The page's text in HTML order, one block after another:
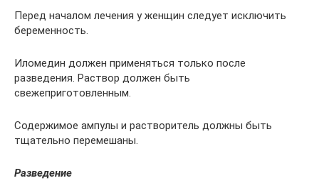
Перед началом лечения у женщин следует исключить
беременность.
Иломедин должен применяться только после
разведения. Раствор должен быть
свежеприготовленным.
Содержимое ампулы и растворитель должны быть
тщательно перемешаны.
Разведение